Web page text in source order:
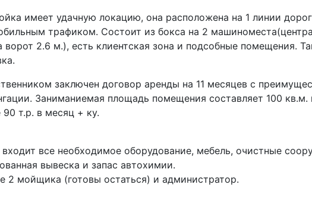
имеет удачную локацию, она расположена на 1 линии
трафиком. Состоит из бокса на 2
ворот 2.6 м.), есть клиентская зона и подсобные помещения.
заключен договор аренды на 11 месяцев с
Заниманиемая площадь помещения составляет 100 кв.м.
90 т.р. в месяц + ку.
входит все необходимое оборудование, мебель, очистные
вывеска и запас автохимии.
2 мойщика (готовы остаться) и администратор.